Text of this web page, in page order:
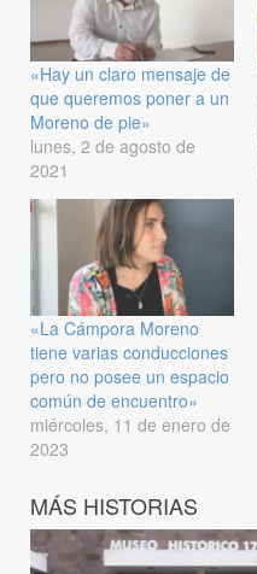
«Hay un claro mensaje de
que queremos poner a un
Moreno de pie»
lunes, 2 de agosto de
2021
«La Cámpora Moreno
tiene varias conducciones
pero no posee un espacio
común de encuentro»
miércoles, 11 de enero de
2023
MÁS HISTORIAS